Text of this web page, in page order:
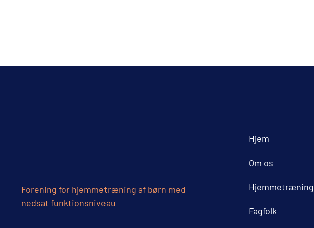
Forening for hjemmetræning af børn med
nedsat funktionsniveau
Hjem
Om os
Hjemmetræning
Fagfolk